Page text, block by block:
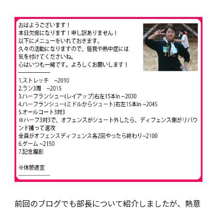
前回のブログでも部長について紹介しましたが、熱意